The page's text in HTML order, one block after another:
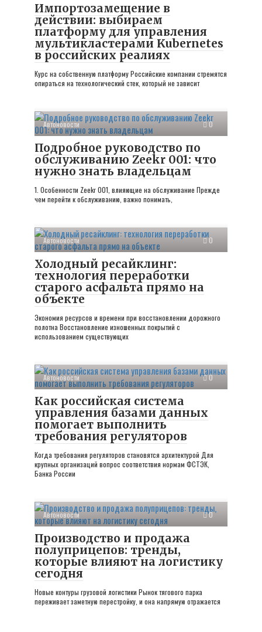
Импортозамещение в
действии: выбираем
платформу для управления
мультикластерами Kubernetes
в российских реалиях
Курс на собственную платформу Российские компании стремятся
опираться на технологический стек, который не зависит
Автоновости 0
Подробное руководство по
обслуживанию Zeekr 001: что
нужно знать владельцам
1. Особенности Zeekr 001, влияющие на обслуживание Прежде
чем перейти к обслуживанию, важно понимать,
Автоновости 0
Холодный ресайклинг:
технология переработки
старого асфальта прямо на
объекте
Экономия ресурсов и времени при восстановлении дорожного
полотна Восстановление изношенных покрытий с
использованием существующих
Автоновости 0
Как российская система
управления базами данных
помогает выполнить
требования регуляторов
Когда требования регуляторов становятся архитектурой Для
крупных организаций вопрос соответствия нормам ФСТЭК,
Банка России
Автоновости 0
Производство и продажа
полуприцепов: тренды,
которые влияют на логистику
сегодня
Новые контуры грузовой логистики Рынок тягового парка
переживает заметную перестройку, и она напрямую отражается